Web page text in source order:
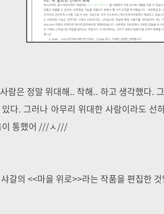
람은 정말 위대해.. 착해.. 하고 생각했다.
다. 그러나 아무리 위대한 사람이라도 선
이 통했어 ///ㅅ///
갈의 <<마을 위로>>라는 작품을 편집한